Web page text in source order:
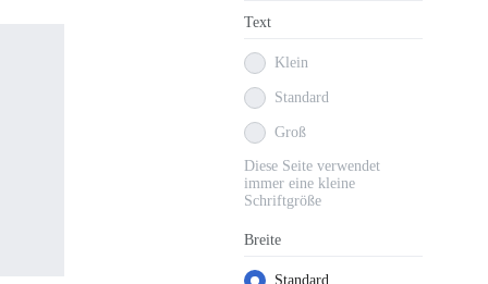
Text
Klein
Standard
Groß
Diese Seite verwendet
immer eine kleine
Schriftgröße
Breite
Standard